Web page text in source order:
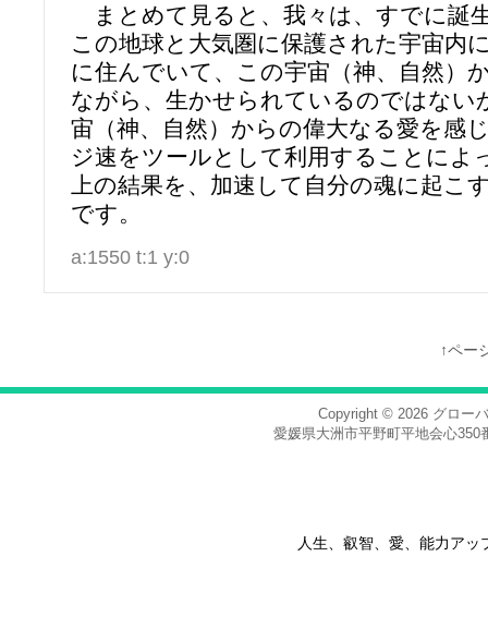
まとめて見ると、我々は、すでに誕
この地球と大気圏に保護された宇宙内
に住んでいて、この宇宙（神、自然）
ながら、生かせられているのではない
宙（神、自然）からの偉大なる愛を感
ジ速をツールとして利用することによ
上の結果を、加速して自分の魂に起こ
です。
a:1550 t:1 y:0
↑ペー
Copyright © 2026 グロー
愛媛県大洲市平野町平地会心
人生、叡智、愛、能力ア